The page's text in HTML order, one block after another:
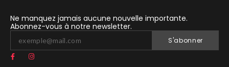
Ne manquez jamais aucune nouvelle importante.
Abonnez-vous à notre newsletter.
S'abonner